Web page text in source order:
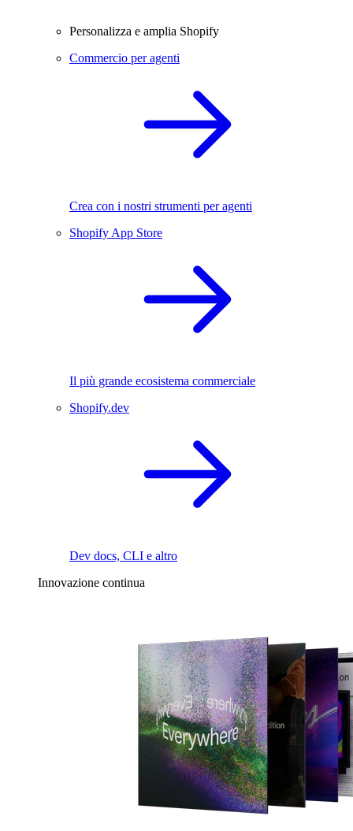
Personalizza e amplia Shopify
Commercio per agenti
Crea con i nostri strumenti per agenti
Shopify App Store
Il più grande ecosistema commerciale
Shopify.dev
Dev docs, CLI e altro
Innovazione continua